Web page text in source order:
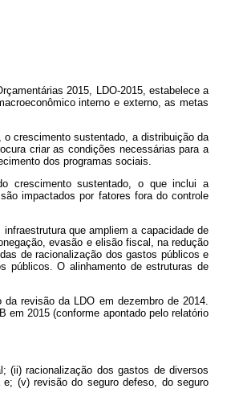
2015, LDO-2015, estabelece a
interno e externo, as metas
crescimento sustentado, a distribuição da
criar as condições necessárias para a
dos programas sociais.
crescimento sustentado, o que inclui a
impactados por fatores fora do controle
que ampliem a capacidade de
evasão e elisão fiscal, na redução
de racionalização dos gastos públicos e
públicos. O alinhamento de estruturas de
revisão da LDO em dezembro de 2014.
em 2015 (conforme apontado pelo relatório
(ii) racionalização dos gastos de diversos
(v) revisão do seguro defeso, do seguro